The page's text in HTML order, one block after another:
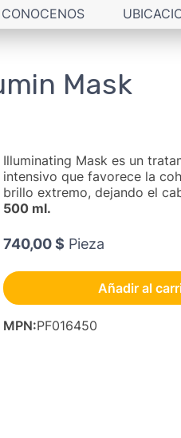
CONOCENOS
Mask
Illuminating Mask es un
intensivo que favorece la
brillo extremo, dejando el
500 ml.
740,00 $ Pieza
Añadir al
MPN:PF016450